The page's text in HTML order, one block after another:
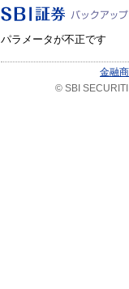
パラメータが不正です
金融
© SBI